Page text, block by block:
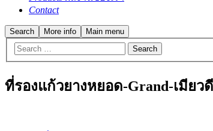
Contact
Search More info Main menu
ที่รองแก้วยางหยอด-Grand-เมียวดี